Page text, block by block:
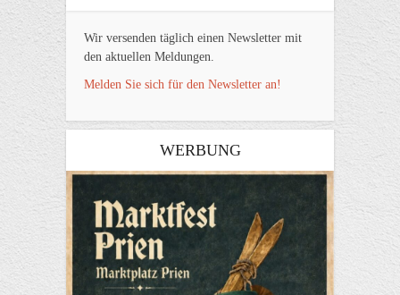
Wir versenden täglich einen Newsletter mit
den aktuellen Meldungen.
Melden Sie sich für den Newsletter an!
WERBUNG